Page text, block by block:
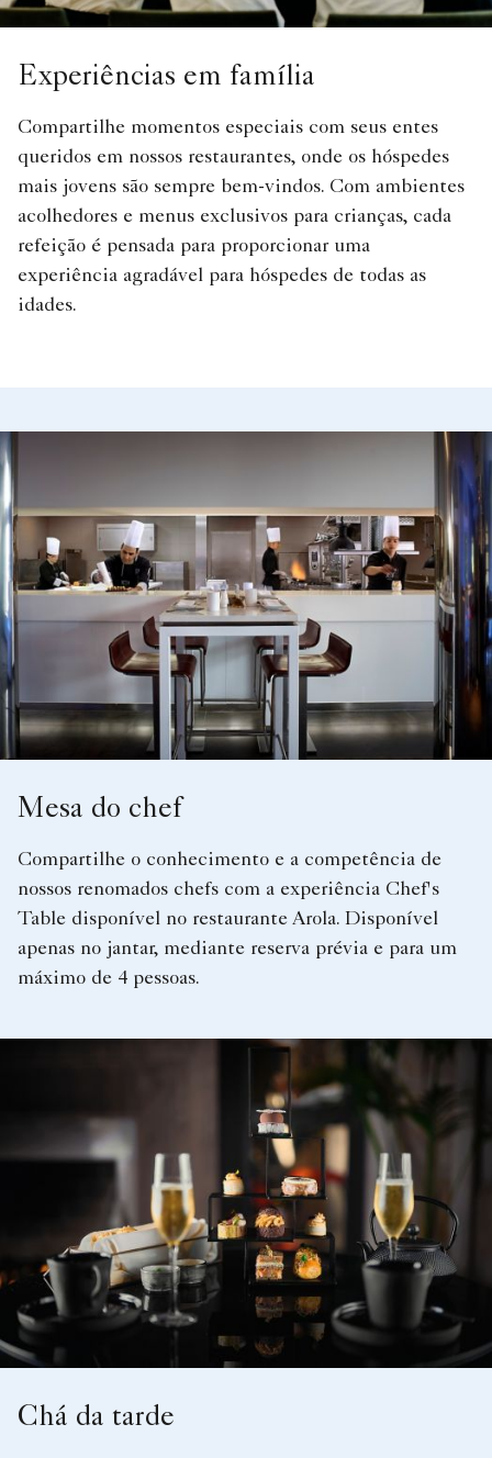
Experiências em família
Compartilhe momentos especiais com seus entes
queridos em nossos restaurantes, onde os hóspedes
mais jovens são sempre bem-vindos. Com ambientes
acolhedores e menus exclusivos para crianças, cada
refeição é pensada para proporcionar uma
experiência agradável para hóspedes de todas as
idades.
Mesa do chef
Compartilhe o conhecimento e a competência de
nossos renomados chefs com a experiência Chef's
Table disponível no restaurante Arola. Disponível
apenas no jantar, mediante reserva prévia e para um
máximo de 4 pessoas.
Chá da tarde